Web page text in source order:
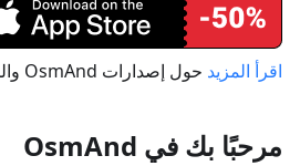
اقرأ المزيد حول إصدارات OsmAnd والمشتريات.
مرحبًا بك في OsmAnd